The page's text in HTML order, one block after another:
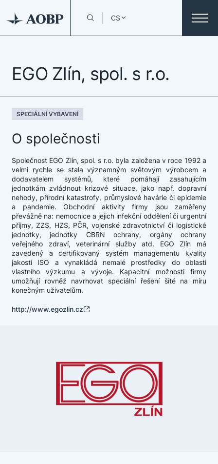
CS
EGO Zlín, spol. s r.o.
SPECIÁLNÍ VYBAVENÍ
O společnosti
Společnost EGO Zlín, spol. s r.o. byla založena v roce 1992 a
velmi rychle se stala významným světovým výrobcem a
dodavatelem systémů, které pomáhají zasahujícím
jednotkám zvládnout krizové situace, jako např. dopravní
nehody, přírodní katastrofy, průmyslové havárie či epidemie
a pandemie. Obchodní aktivity firmy jsou zaměřeny
převážně na: nemocnice a jejich infekční oddělení či urgentní
příjmy, ZZS, HZS, PČR, vojenské zdravotnictví či logistické
jednotky, jednotky CBRN ochrany, orgány ochrany
veřejného zdraví, veterinární služby atd. EGO Zlín má
zavedený a certifikovaný systém managementu kvality
jakosti ISO a vynakládá nemalé prostředky do oblasti
vlastního výzkumu a vývoje. Kapacitní možnosti firmy
umožňují rovněž navrhovat speciální řešení šité na míru
konečným uživatelům.
http://www.egozlin.cz